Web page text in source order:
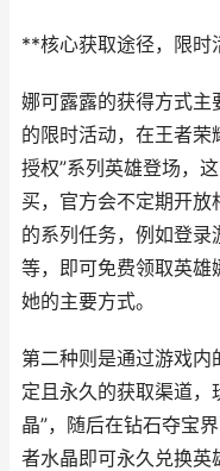
**核心获取途径，限时
娜可露露的获得方式主
的限时活动，在王者荣
授权”系列英雄登场，
买，官方会不定期开放
的系列任务，例如登
等，即可免费领取英雄
她的主要方式。
第二种则是通过游戏内
定且永久的获取渠道，
晶”，随后在钻石夺宝
者水晶即可永久兑换英